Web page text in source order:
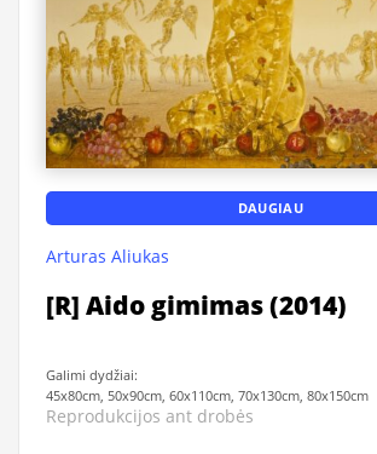
DAUGIAU
Arturas Aliukas
[R] Aido gimimas (2014)
Galimi dydžiai:
45x80cm, 50x90cm, 60x110cm, 70x130cm, 80x150cm
Reprodukcijos ant drobės